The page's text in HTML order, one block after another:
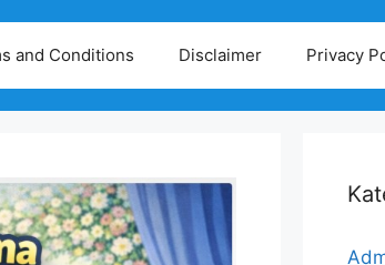
and Conditions Disclaimer Privacy